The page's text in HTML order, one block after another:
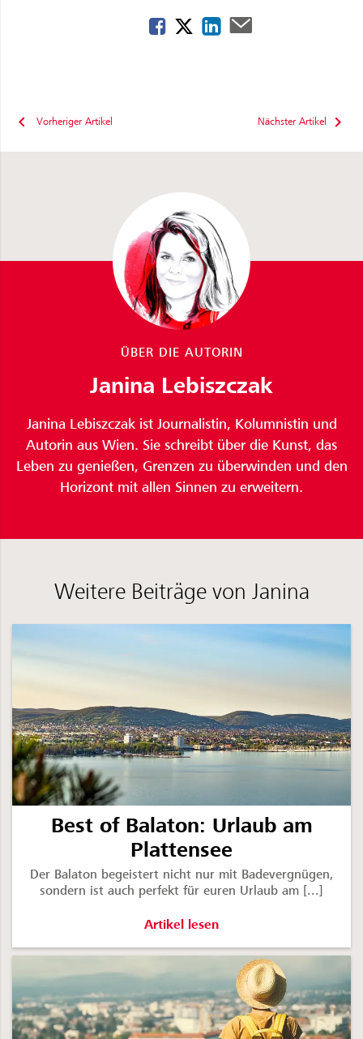
Vorheriger Artikel Nächster Artikel
ÜBER DIE AUTORIN
Janina Lebiszczak
Janina Lebiszczak ist Journalistin, Kolumnistin und
Autorin aus Wien. Sie schreibt über die Kunst, das
Leben zu genießen, Grenzen zu überwinden und den
Horizont mit allen Sinnen zu erweitern.
Weitere Beiträge von Janina
Best of Balaton: Urlaub am
Plattensee
Der Balaton begeistert nicht nur mit Badevergnügen,
sondern ist auch perfekt für euren Urlaub am [...]
Best of Balaton: Urlaub am
Artikel lesen